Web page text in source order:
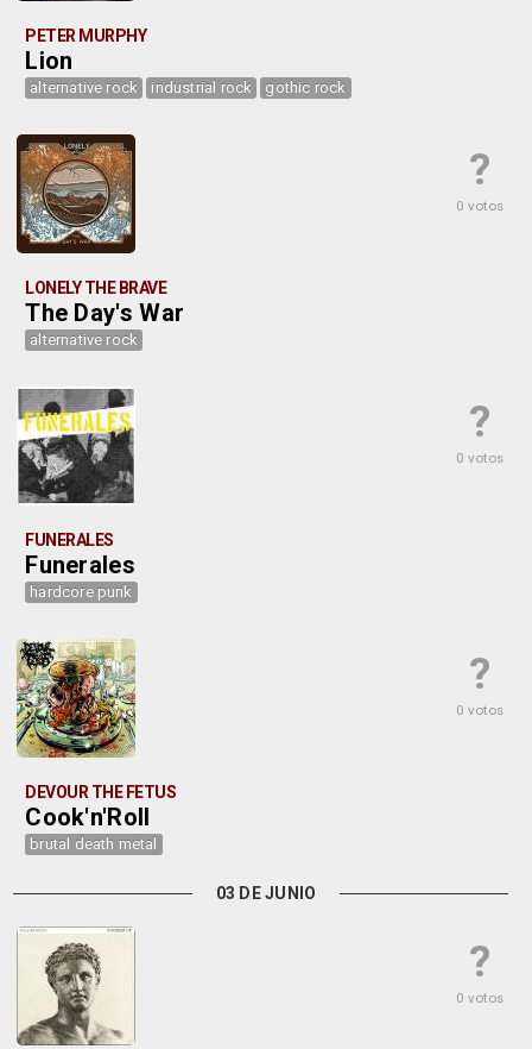
PETER MURPHY
Lion
alternative rock industrial rock gothic rock
?
0 votos
LONELY THE BRAVE
The Day's War
alternative rock
?
0 votos
FUNERALES
Funerales
hardcore punk
?
0 votos
DEVOUR THE FETUS
Cook'n'Roll
brutal death metal
03 DE JUNIO
?
0 votos